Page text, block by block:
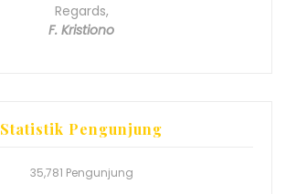
Regards,
F. Kristiono
Statistik Pengunjung
35,781 Pengunjung